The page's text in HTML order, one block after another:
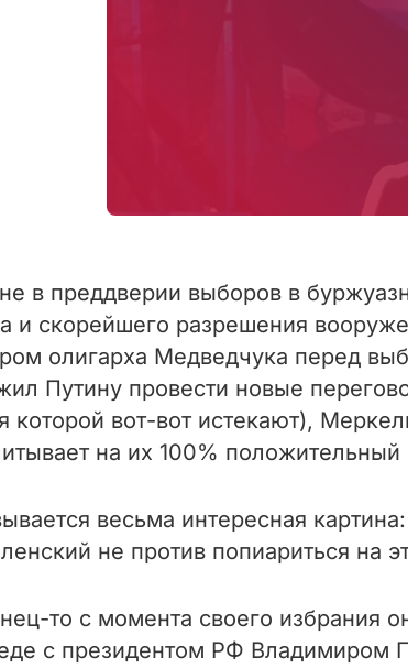
в преддверии выборов в
и скорейшего разрешения
олигарха Медведчука перед
Путину провести новые
вот-вот истекают),
на их 100% положительный
весьма интересная
не против попиариться на
то с момента своего
с президентом РФ Владимиром